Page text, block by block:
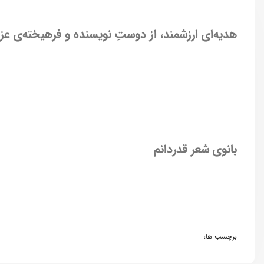
هدیه‌ای ارزشمند، از دوستِ نویسنده و فرهیخته‌ی
بانوی شعر قدردانم
برچسب ها: